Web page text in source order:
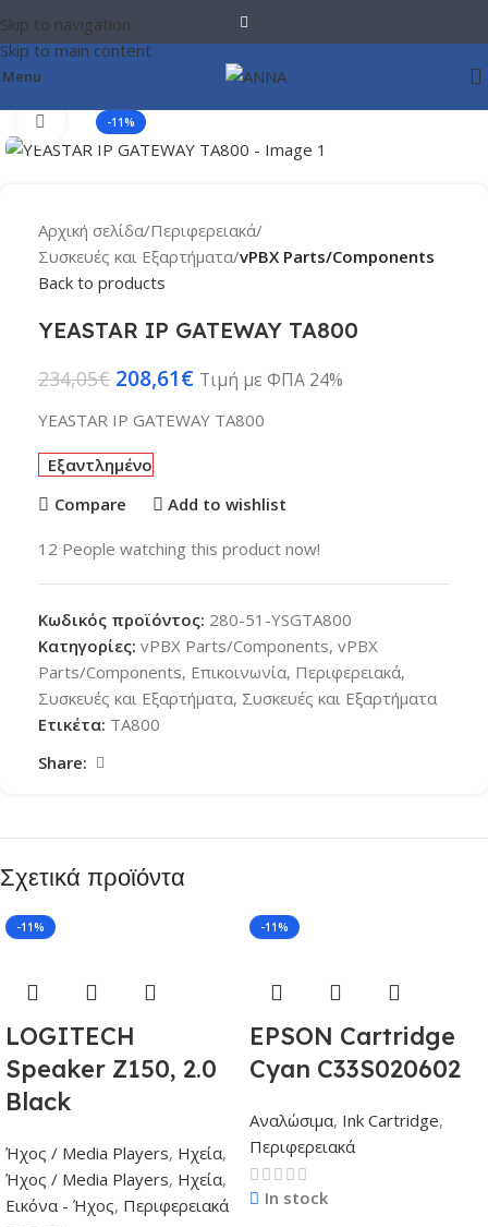
Skip to navigation
Skip to main content
Menu
-11%
Click to enlarge
Αρχική σελίδα Περιφερειακά
Συσκευές και Εξαρτήματα vPBX Parts/Components
Back to products
YEASTAR IP GATEWAY TA800
234,05€ 208,61€ Τιμή με ΦΠΑ 24%
YEASTAR IP GATEWAY TA800
Εξαντλημένο
Compare
Add to wishlist
12 People watching this product now!
Κωδικός προϊόντος: 280-51-YSGTA800
Κατηγορίες: vPBX Parts/Components, vPBX
Parts/Components, Επικοινωνία, Περιφερειακά,
Συσκευές και Εξαρτήματα, Συσκευές και Εξαρτήματα
Ετικέτα: TA800
Share:
Σχετικά προϊόντα
-11%
LOGITECH
Speaker Z150, 2.0
Black
Ήχος / Media Players, Ηχεία,
Ήχος / Media Players, Ηχεία,
Εικόνα - Ήχος, Περιφερειακά
-11%
EPSON Cartridge
Cyan C33S020602
Αναλώσιμα, Ink Cartridge,
Περιφερειακά
In stock